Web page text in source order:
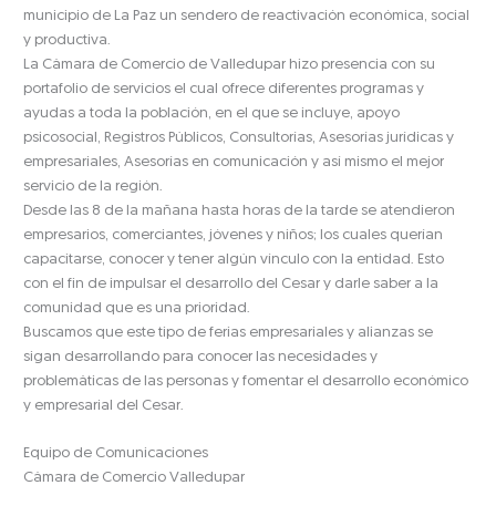
municipio de La Paz un sendero de reactivación económica, social
y productiva.
La Cámara de Comercio de Valledupar hizo presencia con su
portafolio de servicios el cual ofrece diferentes programas y
ayudas a toda la población, en el que se incluye, apoyo
psicosocial, Registros Públicos, Consultorías, Asesorías jurídicas y
empresariales, Asesorías en comunicación y así mismo el mejor
servicio de la región.
Desde las 8 de la mañana hasta horas de la tarde se atendieron
empresarios, comerciantes, jóvenes y niños; los cuales querían
capacitarse, conocer y tener algún vínculo con la entidad. Esto
con el fin de impulsar el desarrollo del Cesar y darle saber a la
comunidad que es una prioridad.
Buscamos que este tipo de ferias empresariales y alianzas se
sigan desarrollando para conocer las necesidades y
problemáticas de las personas y fomentar el desarrollo económico
y empresarial del Cesar.
Equipo de Comunicaciones
Cámara de Comercio Valledupar